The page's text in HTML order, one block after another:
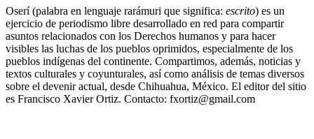
Oserí (palabra en lenguaje rarámuri que significa: escrito) es un
ejercicio de periodismo libre desarrollado en red para compartir
asuntos relacionados con los Derechos humanos y para hacer
visibles las luchas de los pueblos oprimidos, especialmente de los
pueblos indígenas del continente. Compartimos, además, noticias y
textos culturales y coyunturales, así como análisis de temas diversos
sobre el devenir actual, desde Chihuahua, México. El editor del sitio
es Francisco Xavier Ortiz. Contacto: fxortiz@gmail.com